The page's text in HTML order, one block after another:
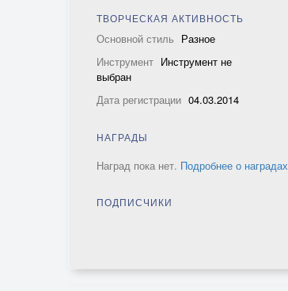
ТВОРЧЕСКАЯ АКТИВНОСТЬ
Основной стиль Разное
Инструмент Инструмент не
выбран
Дата регистрации 04.03.2014
НАГРАДЫ
Наград пока нет. Подробнее о наградах
ПОДПИСЧИКИ